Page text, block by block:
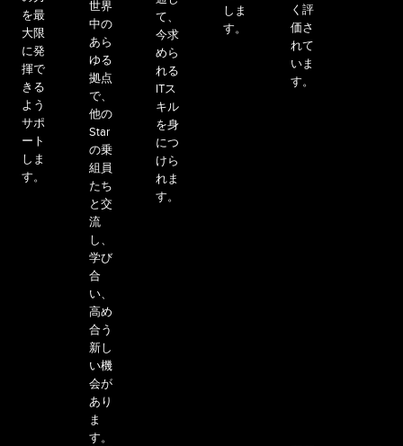
を最
大限
に発
揮で
きる
よう
サポ
ート
しま
す。
世界
中の
あら
ゆる
拠点
で、
他の
Star
の乗
組員
たち
と交
流
し、
学び
合
い、
高め
合う
新し
い機
会が
あり
ま
す。
て、
今求
めら
れる
ITス
キル
を身
につ
けら
れま
す。
しま
す。
く評
価さ
れて
いま
す。